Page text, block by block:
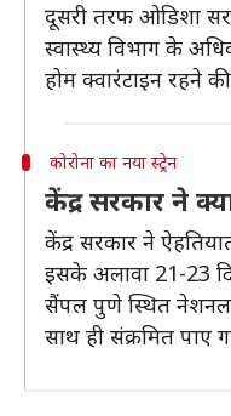
दूसरी तरफ ओडिशा
स्वास्थ्य विभाग के
होम क्वारंटाइन रहने
कोरोना का नया स्ट्रेन
केंद्र सरकार ने
केंद्र सरकार ने
इसके अलावा 21-23
सैंपल पुणे स्थित नेशनल
साथ ही संक्रमित